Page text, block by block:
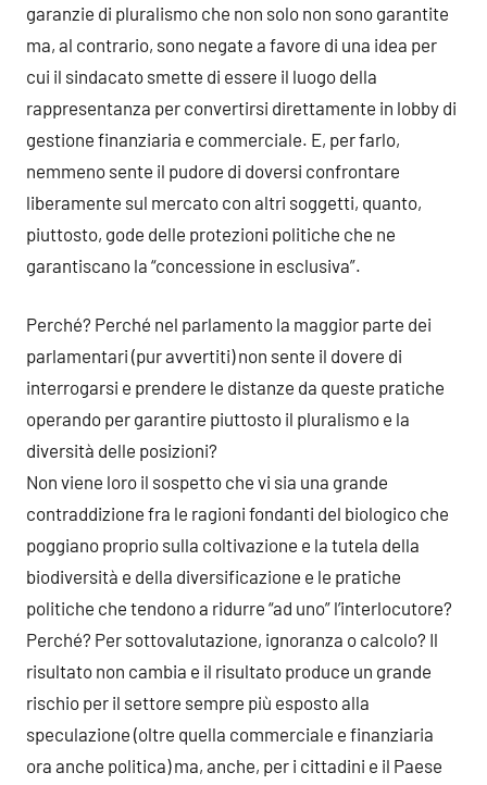
garanzie di pluralismo che non solo non sono garantite
ma, al contrario, sono negate a favore di una idea per
cui il sindacato smette di essere il luogo della
rappresentanza per convertirsi direttamente in lobby di
gestione finanziaria e commerciale. E, per farlo,
nemmeno sente il pudore di doversi confrontare
liberamente sul mercato con altri soggetti, quanto,
piuttosto, gode delle protezioni politiche che ne
garantiscano la “concessione in esclusiva”.
Perché? Perché nel parlamento la maggior parte dei
parlamentari (pur avvertiti) non sente il dovere di
interrogarsi e prendere le distanze da queste pratiche
operando per garantire piuttosto il pluralismo e la
diversità delle posizioni?
Non viene loro il sospetto che vi sia una grande
contraddizione fra le ragioni fondanti del biologico che
poggiano proprio sulla coltivazione e la tutela della
biodiversità e della diversificazione e le pratiche
politiche che tendono a ridurre “ad uno” l’interlocutore?
Perché? Per sottovalutazione, ignoranza o calcolo? Il
risultato non cambia e il risultato produce un grande
rischio per il settore sempre più esposto alla
speculazione (oltre quella commerciale e finanziaria
ora anche politica) ma, anche, per i cittadini e il Paese